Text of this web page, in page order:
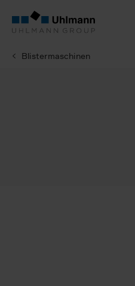
Blistermaschinen